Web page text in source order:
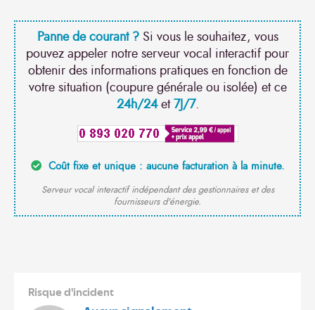
Panne de courant ?Si vous le souhaitez, vous
pouvez appeler notre serveur vocal interactif pour
obtenir des informations pratiques en fonction de
votre situation (coupure générale ou isolée) et ce
24h/24et7J/7.
Coût fixe et unique : aucune facturation à la minute.
Serveur vocal interactif indépendant des gestionnaires et des
fournisseurs d'énergie.
Risque d'incident